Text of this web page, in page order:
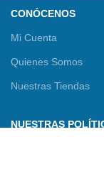
CONÓCENOS
Mi Cuenta
Quienes Somos
Nuestras Tiendas
NUESTRAS